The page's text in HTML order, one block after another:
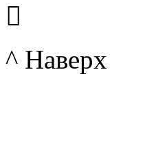

^ Наверх